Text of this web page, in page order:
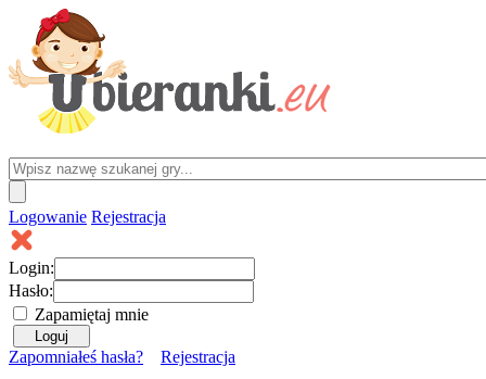
Logowanie Rejestracja
Login:
Hasło:
Zapamiętaj mnie
Zapomniałeś hasła? Rejestracja